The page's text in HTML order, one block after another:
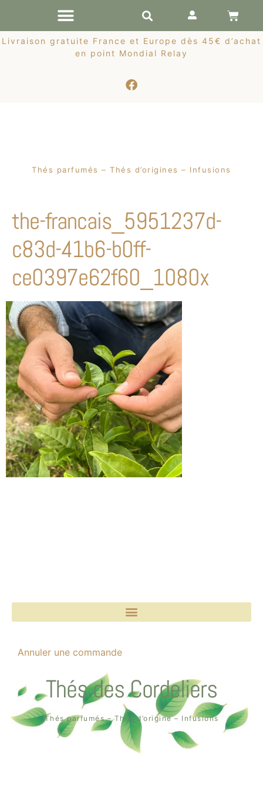
Livraison gratuite France et Europe dès 45€ d’achat
en point Mondial Relay
Thés parfumés – Thés d’origines – Infusions
the-francais_5951237d-
c83d-41b6-b0ff-
ce0397e62f60_1080x
Annuler une commande
Thés des Cordeliers
Thés parfumés – Thés d’origine – Infusions
Boutique un air de thé